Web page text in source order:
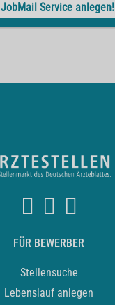
JobMail Service anlegen!
FÜR BEWERBER
Stellensuche
Lebenslauf anlegen